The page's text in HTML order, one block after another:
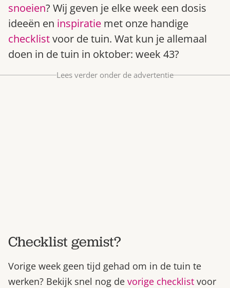
Gardeners’ World 08/2026
Bestel nu
snoeien? Wij geven je elke week een dosis
ideeën en inspiratie met onze handige
checklistvoor de tuin. Wat kun je allemaal
doen in de tuin in oktober: week 43?
Lees verder onder de advertentie
Checklist gemist?
Vorige week geen tijd gehad om in de tuin te
werken? Bekijk snel nog de vorige checklist voor